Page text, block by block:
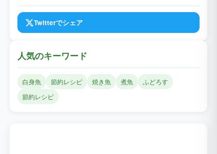
Twitterでシェア
人気のキーワード
白身魚 節約レシピ 焼き魚 煮魚
ふどろす
節約レシピ